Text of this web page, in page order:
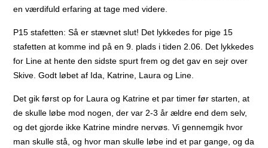
en værdifuld erfaring at tage med videre.
P15 stafetten: Så er stævnet slut! Det lykkedes for pige 15
stafetten at komme ind på en 9. plads i tiden 2.06. Det lykkedes
for Line at hente den sidste spurt frem og det gav en sejr over
Skive. Godt løbet af Ida, Katrine, Laura og Line.
Det gik først op for Laura og Katrine et par timer før starten, at
de skulle løbe mod nogen, der var 2-3 år ældre end dem selv,
og det gjorde ikke Katrine mindre nervøs. Vi gennemgik hvor
man skulle stå, og hvor man skulle løbe ind et par gange, og da